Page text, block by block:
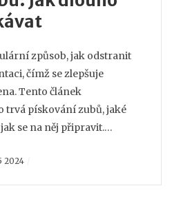
způsob, jak odstranit
čímž se zlepšuje
Tento článek
trvá pískování zubů, jaké
se na něj připravit.
na časté otázky, které
2024